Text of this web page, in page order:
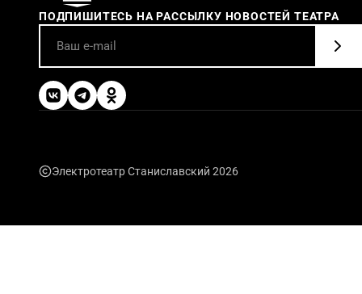
ПОДПИШИТЕСЬ НА РАССЫЛКУ НОВОСТЕЙ ТЕАТРА
Электротеатр Станиславский 2026